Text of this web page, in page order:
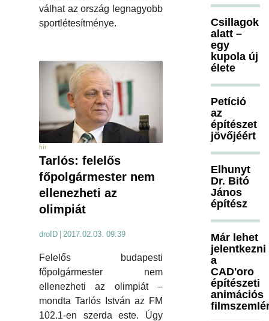
válhat az ország legnagyobb
sportlétesítménye.
hír
Tarlós: felelős
főpolgármester nem
ellenezheti az
olimpiát
droID 2017.02.03. 09:39
Felelős budapesti
főpolgármester nem
ellenezheti az olimpiát –
mondta Tarlós István az FM
102.1-en szerda este. Úgy
Csillagok
alatt –
egy
kupola új
élete
Petíció
az
építészet
jövőjéért
Elhunyt
Dr. Bitó
János
építész
Már lehet
jelentkezni
a
CAD'oro
építészeti
animációs